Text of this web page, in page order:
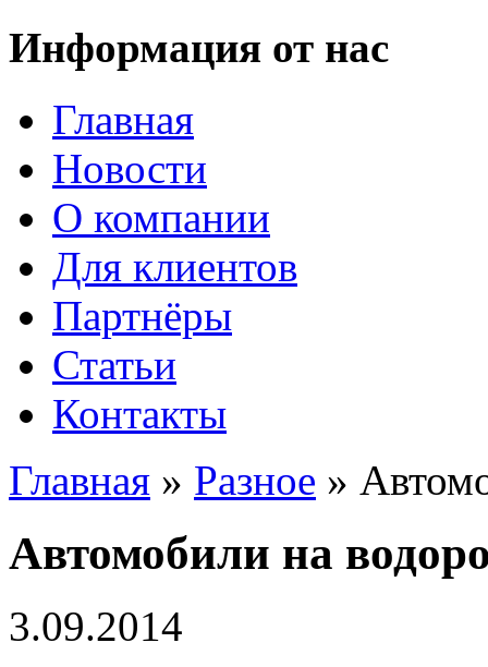
Информация от нас
Главная
Новости
О компании
Для клиентов
Партнёры
Статьи
Контакты
Главная » Разное »
Автомобили на
3.09.2014